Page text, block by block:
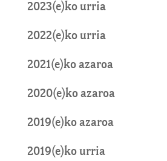
2023(e)ko urria
2022(e)ko urria
2021(e)ko azaroa
2020(e)ko azaroa
2019(e)ko azaroa
2019(e)ko urria